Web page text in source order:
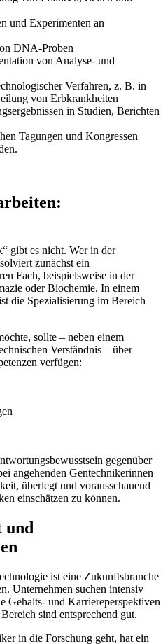
und Experimenten an
DNA-Proben
von Analyse- und
Verfahren, z. B. in
von Erbkrankheiten
in Studien, Berichten
Tagungen und Kongressen
gibt es nicht. Wer in der
zunächst ein
Fach, beispielsweise in der
oder Biochemie. In einem
die Spezialisierung im Bereich
sollte – neben einem
Verständnis – über
verfügen:
gegenüber
angehenden Gentechnikerinnen
überlegt und vorausschauend
einschätzen zu können.
und
ist eine Zukunftsbranche
Unternehmen suchen intensiv
Gehalts- und Karriereperspektiven
sind entsprechend gut.
in die Forschung geht, hat ein